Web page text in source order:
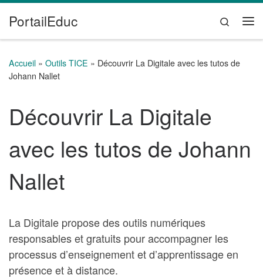
Passer au contenu
PortailEduc
Search
Accueil » Outils TICE » Découvrir La Digitale avec les tutos de
Johann Nallet
Découvrir La Digitale
avec les tutos de Johann
Nallet
La Digitale propose des outils numériques
responsables et gratuits pour accompagner les
processus d’enseignement et d’apprentissage en
présence et à distance.